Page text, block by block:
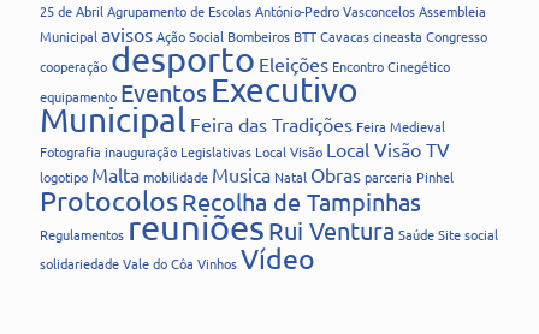
25 de Abril Agrupamento de EscolasAntónio-Pedro VasconcelosAssembleia
Municipal avisosAção Social Bombeiros BTTCavacascineasta Congresso
cooperação desporto Eleições Encontro Cinegético
equipamento Eventos Executivo
Municipal Feira das Tradições Feira Medieval
Fotografia inauguração Legislativas Local Visão Local Visão TV
logotipo Maltamobilidade Musica Natal Obrasparceria Pinhel
ProtocolosRecolha de Tampinhas
Regulamentos reuniões Rui Ventura SaúdeSitesocial
solidariedadeVale do Côa VinhosVídeo